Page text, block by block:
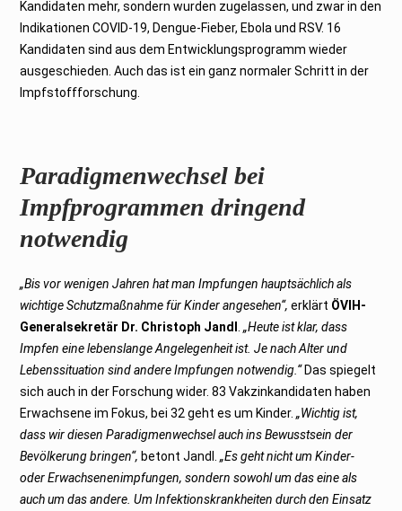
Kandidaten mehr, sondern wurden zugelassen, und zwar in den
Indikationen COVID-19, Dengue-Fieber, Ebola und RSV. 16
Kandidaten sind aus dem Entwicklungsprogramm wieder
ausgeschieden. Auch das ist ein ganz normaler Schritt in der
Impfstoffforschung.
Paradigmenwechsel bei
Impfprogrammen dringend
notwendig
„Bis vor wenigen Jahren hat man Impfungen hauptsächlich als
wichtige Schutzmaßnahme für Kinder angesehen“, erklärt ÖVIH-
Generalsekretär Dr. Christoph Jandl
.„Heute ist klar, dass
Impfen eine lebenslange Angelegenheit ist. Je nach Alter und
Lebenssituation sind andere Impfungen notwendig.“ Das spiegelt
sich auch in der Forschung wider. 83 Vakzinkandidaten haben
Erwachsene im Fokus, bei 32 geht es um Kinder.„Wichtig ist,
dass wir diesen Paradigmenwechsel auch ins Bewusstsein der
Bevölkerung bringen“, betont Jandl.„Es geht nicht um Kinder-
oder Erwachsenenimpfungen, sondern sowohl um das eine als
auch um das andere. Um Infektionskrankheiten durch den Einsatz